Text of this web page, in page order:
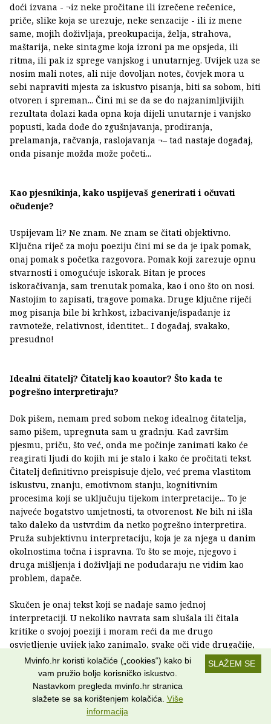
doći izvana - ¬iz neke pročitane ili izrečene rečenice,
priče, slike koja se urezuje, neke senzacije - ili iz mene
same, mojih doživljaja, preokupacija, želja, strahova,
maštarija, neke sintagme koja izroni pa me opsjeda, ili
ritma, ili pak iz sprege vanjskog i unutarnjeg. Uvijek uza se
nosim mali notes, ali nije dovoljan notes, čovjek mora u
sebi napraviti mjesta za iskustvo pisanja, biti sa sobom, biti
otvoren i spreman... Čini mi se da se do najzanimljivijih
rezultata dolazi kada opna koja dijeli unutarnje i vanjsko
popusti, kada dođe do zgušnjavanja, prodiranja,
prelamanja, račvanja, raslojavanja ¬– tad nastaje događaj,
onda pisanje možda može početi...
Kao pjesnikinja, kako uspijevaš generirati i očuvati
očuđenje?
Uspijevam li? Ne znam. Ne znam se čitati objektivno.
Ključna riječ za moju poeziju čini mi se da je ipak pomak,
onaj pomak s početka razgovora. Pomak koji zarezuje opnu
stvarnosti i omogućuje iskorak. Bitan je proces
iskoračivanja, sam trenutak pomaka, kao i ono što on nosi.
Nastojim to zapisati, tragove pomaka. Druge ključne riječi
mog pisanja bile bi krhkost, izbacivanje/ispadanje iz
ravnoteže, relativnost, identitet... I događaj, svakako,
presudno!
Idealni čitatelj? Čitatelj kao koautor? Što kada te
pogrešno interpretiraju?
Dok pišem, nemam pred sobom nekog idealnog čitatelja,
samo pišem, upregnuta sam u gradnju. Kad završim
pjesmu, priču, što već, onda me počinje zanimati kako će
reagirati ljudi do kojih mi je stalo i kako će pročitati tekst.
Čitatelj definitivno preispisuje djelo, već prema vlastitom
iskustvu, znanju, emotivnom stanju, kognitivnim
procesima koji se uključuju tijekom interpretacije... To je
najveće bogatstvo umjetnosti, ta otvorenost. Ne bih ni išla
tako daleko da ustvrdim da netko pogrešno interpretira.
Pruža subjektivnu interpretaciju, koja je za njega u danim
okolnostima točna i ispravna. To što se moje, njegovo i
druga mišljenja i doživljaji ne podudaraju ne vidim kao
problem, dapače.
Skučen je onaj tekst koji se nadaje samo jednoj
interpretaciji. U nekoliko navrata sam slušala ili čitala
kritike o svojoj poeziji i moram reći da me drugo
osvjetljenje uvijek jako zanimalo, svake oči vide drugačije,
jer zauzimaju jedinstven položaj u svijetu, a jedinstvem i
neponovljiv im je i obzor. I to su prilike da nešto spoznam,
u konačnici, zar ne?
SLAŽEM SE
Mvinfo.hr koristi kolačiće („cookies“) kako bi
vam pružio bolje korisničko iskustvo.
Nastavkom pregleda mvinfo.hr stranica
slažete se sa korištenjem kolačića. Više
informacija